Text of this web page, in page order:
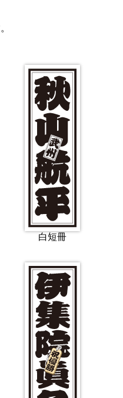
白短冊